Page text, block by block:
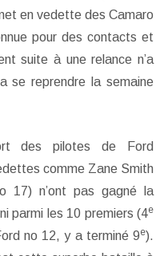
en vedette des Camaro
pour des contacts et
suite à une relance n’a
se reprendre la semaine
des pilotes de Ford
comme Zane Smith
17) n’ont pas gagné la
parmi les 10 premiers (4e
no 12, y a terminé 9e).